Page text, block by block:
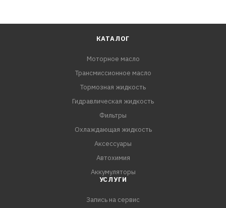
КАТАЛОГ
Моторное масло
Трансмиссионное масло
Тормозная жидкость
Гидравлическая жидкость
Фильтры
Охлаждающая жидкость
Аксессуары
Автохимия
Аккумуляторы
УСЛУГИ
Запись на сервис